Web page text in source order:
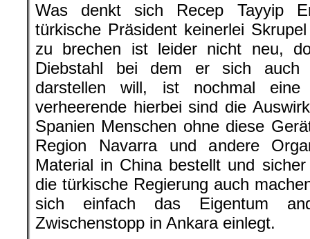
Was denkt sich Recep Tayyip
türkische Präsident keinerlei
zu brechen ist leider nicht neu,
Diebstahl bei dem er sich auch
darstellen will, ist nochmal eine
verheerende hierbei sind die
Spanien Menschen ohne diese
Region Navarra und andere
Material in China bestellt und
die türkische Regierung auch
sich einfach das Eigentum
Zwischenstopp in Ankara einlegt.